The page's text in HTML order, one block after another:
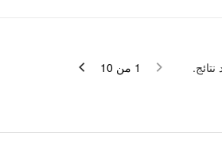
نتائج. 1 من 10